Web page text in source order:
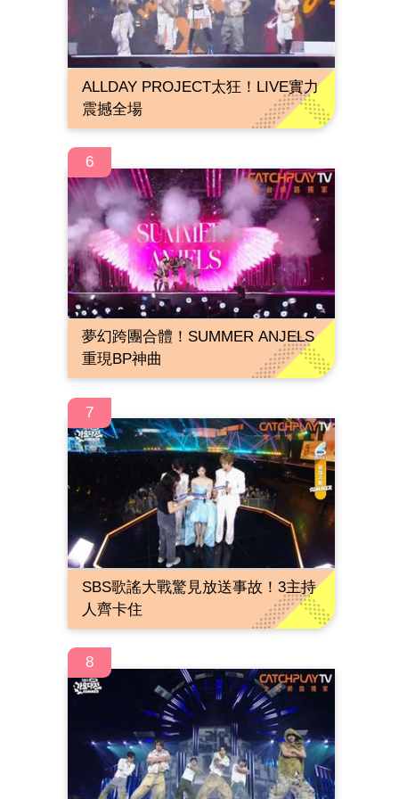
ALLDAY PROJECT太狂！LIVE實力
震撼全場
6
夢幻跨團合體！SUMMER ANJELS
重現BP神曲
7
SBS歌謠大戰驚見放送事故！3主持
人齊卡住
8